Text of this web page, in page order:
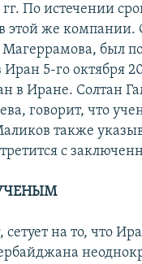
По истечении
этой же компании.
Магеррамова, был
5-го октября
в Иране. Солтан
говорит, что
также
с
на то, что